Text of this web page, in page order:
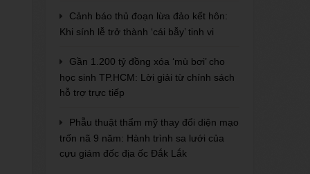
Cảnh báo thủ đoạn lừa đảo kết hôn:
Khi sính lễ trở thành ‘cái bẫy’ tinh vi
Gần 1.200 tỷ đồng xóa ‘mù bơi’ cho
học sinh TP.HCM: Lời giải từ chính sách
hỗ trợ trực tiếp
Phẫu thuật thẩm mỹ thay đổi diện mạo
trốn nã 9 năm: Hành trình sa lưới của
cựu giám đốc địa ốc Đắk Lắk